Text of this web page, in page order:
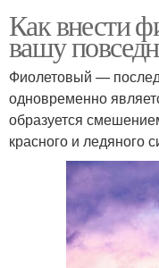
Как внести
вашу
Фиолетовый —
одновременно
образуется
красного и ледяного